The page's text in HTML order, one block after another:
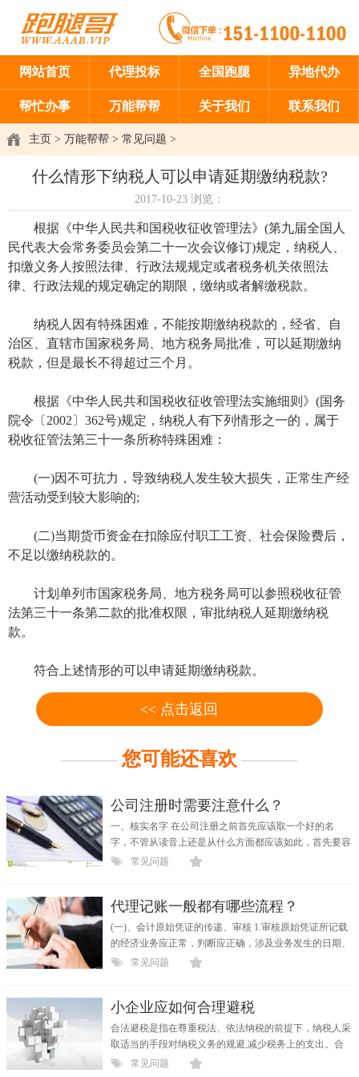
网站首页 代理投标 全国跑腿 异地代办
帮忙办事 万能帮帮 关于我们 联系我们
主页 > 万能帮帮 > 常见问题 >
什么情形下纳税人可以申请延期缴纳税款?
2017-10-23 浏览：
根据《中华人民共和国税收征收管理法》(第九届全国人
民代表大会常务委员会第二十一次会议修订)规定，纳税人、
扣缴义务人按照法律、行政法规规定或者税务机关依照法
律、行政法规的规定确定的期限，缴纳或者解缴税款。
纳税人因有特殊困难，不能按期缴纳税款的，经省、自
治区、直辖市国家税务局、地方税务局批准，可以延期缴纳
税款，但是最长不得超过三个月。
根据《中华人民共和国税收征收管理法实施细则》(国务
院令〔2002〕362号)规定，纳税人有下列情形之一的，属于
税收征管法第三十一条所称特殊困难：
(一)因不可抗力，导致纳税人发生较大损失，正常生产经
营活动受到较大影响的;
(二)当期货币资金在扣除应付职工工资、社会保险费后，
不足以缴纳税款的。
计划单列市国家税务局、地方税务局可以参照税收征管
法第三十一条第二款的批准权限，审批纳税人延期缴纳税
款。
符合上述情形的可以申请延期缴纳税款。
<< 点击返回
您可能还喜欢
公司注册时需要注意什么？
一、核实名字 在公司注册之前首先应该取一个好的名
字，不管从读音上还是从什么方面都应该如此，首先要容
易记忆...常见问题
代理记账一般都有哪些流程？
(一)、会计原始凭证的传递、审核 1.审核原始凭证所记载
的经济业务应正常，判断应正确，涉及业务发生的日期、
数量...常见问题
小企业应如何合理避税
合法避税是指在尊重税法、依法纳税的前提下，纳税人采
取适当的手段对纳税义务的规避,减少税务上的支出。合
理避...常见问题